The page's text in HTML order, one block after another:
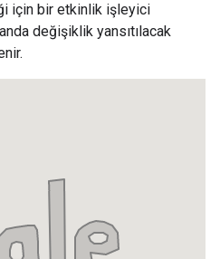
için bir etkinlik işleyici
değişiklik yansıtılacak